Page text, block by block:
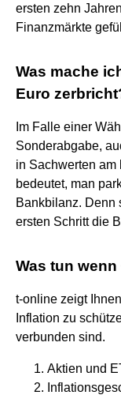
ersten zehn
Finanzmärkte
Was mache
Euro
Im Falle einer
Sonderabgabe,
in Sachwerten am
bedeutet, man
Bankbilanz. Denn
ersten Schritt die
Was tun
t-online zeigt
Inflation zu
verbunden sind.
Aktien und